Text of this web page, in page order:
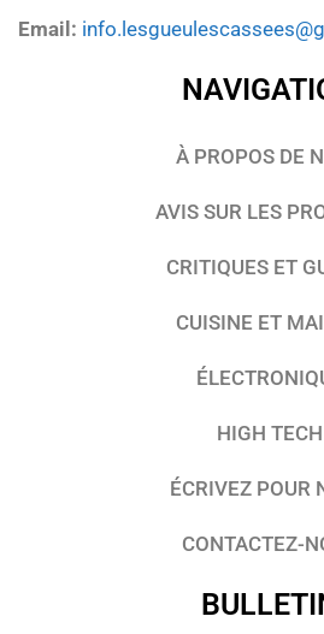
Email:
À PROPOS DE
AVIS SUR LES
CRITIQUES ET
CUISINE ET
HIGH TECH
ÉCRIVEZ POUR
CONTACTEZ-